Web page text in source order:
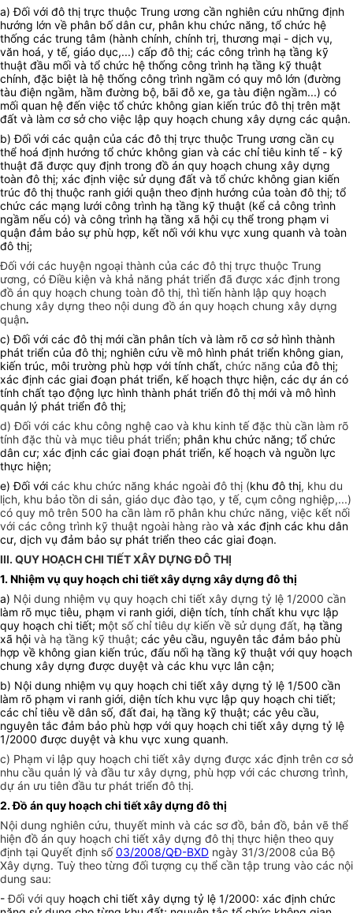
a) Đối với đô thị trực thuộc Trung ương cần nghiên cứu những định
hướng lớn về phân bố dân cư, phân khu chức năng, tổ chức hệ
thống các trung tâm (hành chính, chính trị, thương mại - dịch vụ,
văn hoá, y tế, giáo dục,...) cấp đô thị; các công trình hạ tầng kỹ
thuật đầu mối và tổ chức hệ thống công trình hạ tầng kỹ thuật
chính, đặc biệt là hệ thống công trình ngầm có quy mô lớn (đường
tàu điện ngầm, hầm đường bộ, bãi đỗ xe, ga tàu điện ngầm...) có
mối quan hệ đến việc tổ chức không gian kiến trúc đô thị trên mặt
đất và làm cơ sở cho việc lập quy hoạch chung xây dựng các quận.
b) Đối với các quận của các đô thị trực thuộc Trung ương cần cụ
thể hoá định hướng tổ chức không gian và các chỉ tiêu kinh tế - kỹ
thuật đã được quy định trong đồ án quy hoạch chung xây dựng
toàn đô thị; xác định việc sử dụng đất và tổ chức không gian kiến
trúc đô thị thuộc ranh giới quận theo định hướng của toàn đô thị; tổ
chức các mạng lưới công trình hạ tầng kỹ thuật (kể cả công trình
ngầm nếu có) và công trình hạ tầng xã hội cụ thể trong phạm vi
quận đảm bảo sự phù hợp, kết nối với khu vực xung quanh và toàn
đô thị;
Đối với các huyện ngoại thành của các đô thị trực thuộc Trung
ương, có Điều kiện và khả năng phát triển đã được xác định trong
đồ án quy hoạch chung toàn đô thị, thì tiến hành lập quy hoạch
chung xây dựng theo nội dung đồ án quy hoạch chung xây dựng
quận.
c) Đối với các đô thị mới cần phân tích và làm rõ cơ sở hình thành
phát triển của đô thị; nghiên cứu về mô hình phát triển không gian,
kiến trúc, môi trường phù hợp với tính chất, chức năng của đô thị;
xác định các giai đoạn phát triển, kế hoạch thực hiện, các dự án có
tính chất tạo động lực hình thành phát triển đô thị mới và mô hình
quản lý phát triển đô thị;
d) Đối với các khu công nghệ cao và khu kinh tế đặc thù cần làm rõ
tính đặc thù và mục tiêu phát triển; phân khu chức năng; tổ chức
dân cư; xác định các giai đoạn phát triển, kế hoạch và nguồn lực
thực hiện;
e) Đối với các khu chức năng khác ngoài đô thị (khu đô thị, khu du
lịch, khu bảo tồn di sản, giáo dục đào tạo, y tế, cụm công nghiệp,...)
có quy mô trên 500 ha cần làm rõ phân khu chức năng, việc kết nối
với các công trình kỹ thuật ngoài hàng rào và xác định các khu dân
cư, dịch vụ đảm bảo sự phát triển theo các giai đoạn.
III. QUY HOẠCH CHI TIẾT XÂY DỰNG ĐÔ THỊ
1. Nhiệm vụ quy hoạch chi tiết xây dựng xây dựng đô thị
a) Nội dung nhiệm vụ quy hoạch chi tiết xây dựng tỷ lệ 1/2000 cần
làm rõ mục tiêu, phạm vi ranh giới, diện tích, tính chất khu vực lập
quy hoạch chi tiết; một số chỉ tiêu dự kiến về sử dụng đất, hạ tầng
xã hội và hạ tầng kỹ thuật; các yêu cầu, nguyên tắc đảm bảo phù
hợp về không gian kiến trúc, đấu nối hạ tầng kỹ thuật với quy hoạch
chung xây dựng được duyệt và các khu vực lân cận;
b) Nội dung nhiệm vụ quy hoạch chi tiết xây dựng tỷ lệ 1/500 cần
làm rõ phạm vi ranh giới, diện tích khu vực lập quy hoạch chi tiết;
các chỉ tiêu về dân số, đất đai, hạ tầng kỹ thuật; các yêu cầu,
nguyên tắc đảm bảo phù hợp với quy hoạch chi tiết xây dựng tỷ lệ
1/2000 được duyệt và khu vực xung quanh.
c) Phạm vi lập quy hoạch chi tiết xây dựng được xác định trên cơ sở
nhu cầu quản lý và đầu tư xây dựng, phù hợp với các chương trình,
dự án ưu tiên đầu tư phát triển đô thị.
2. Đồ án quy hoạch chi tiết xây dựng đô thị
Nội dung nghiên cứu, thuyết minh và các sơ đồ, bản đồ, bản vẽ thể
hiện đồ án quy hoạch chi tiết xây dựng đô thị thực hiện theo quy
định tại Quyết định số03/2008/QĐ-BXD ngày 31/3/2008 của Bộ
Xây dựng. Tuỳ theo từng đối tượng cụ thể cần tập trung vào các nội
dung sau:
-Đối với quy hoạch chi tiết xây dựng tỷ lệ 1/2000: xác định chức